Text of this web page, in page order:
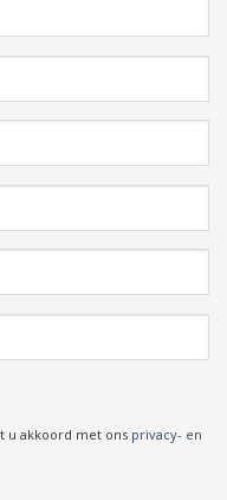
u akkoord met ons privacy- en